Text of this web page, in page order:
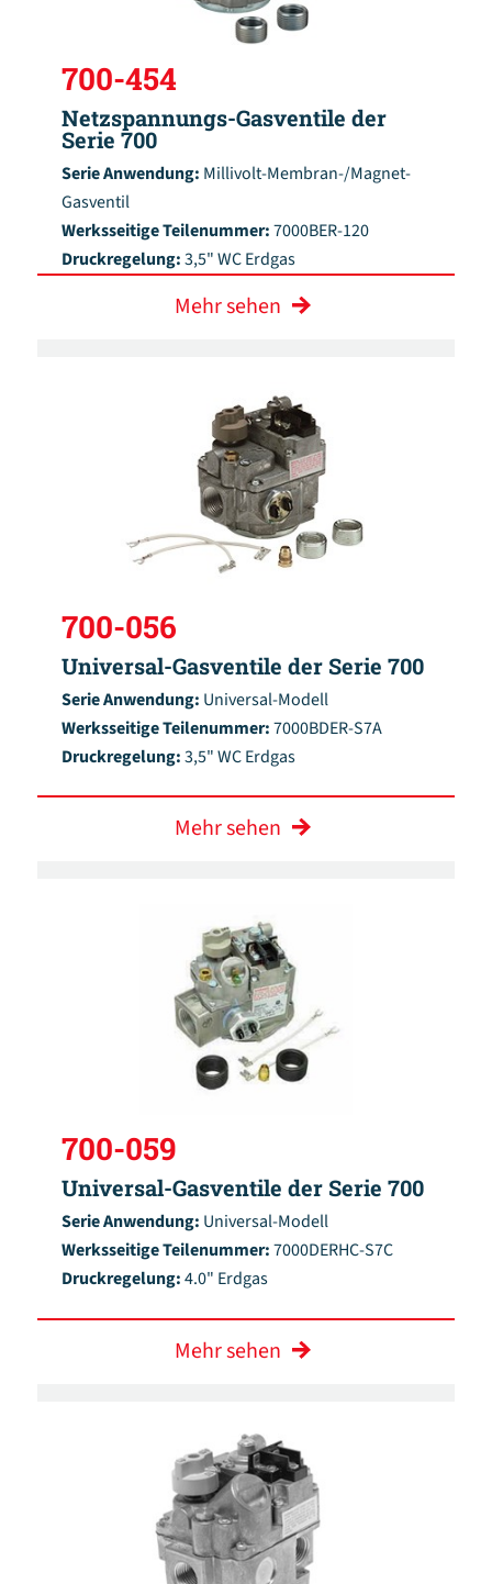
700-454
Netzspannungs-Gasventile der
Serie 700
Serie Anwendung: Millivolt-Membran-/Magnet-
Gasventil
Werksseitige Teilenummer:7000BER-120
Druckregelung:3,5" WC Erdgas
Mehr sehen
700-056
Universal-Gasventile der Serie 700
Serie Anwendung: Universal-Modell
Werksseitige Teilenummer:7000BDER-S7A
Druckregelung:3,5" WC Erdgas
Mehr sehen
700-059
Universal-Gasventile der Serie 700
Serie Anwendung: Universal-Modell
Werksseitige Teilenummer:7000DERHC-S7C
Druckregelung:4.0" Erdgas
Mehr sehen